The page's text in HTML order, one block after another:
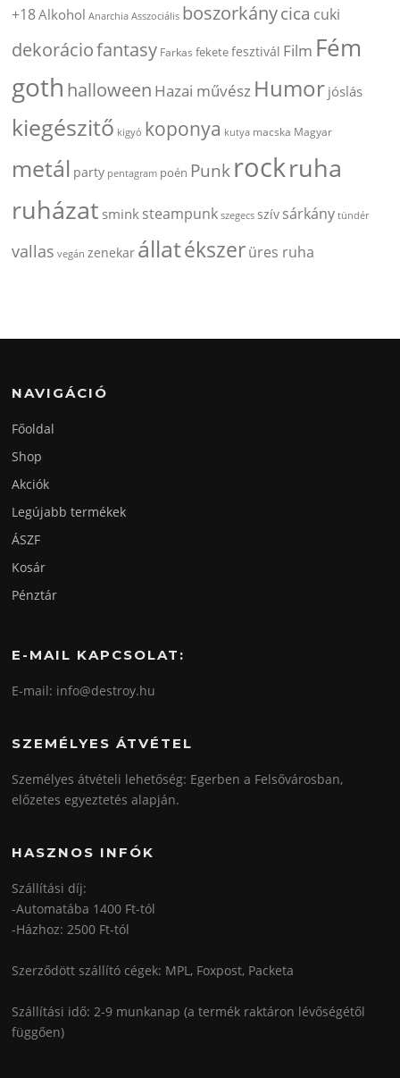
+18Alkohol Anarchia Asszociális boszorkánycica cuki
dekoráciofantasy Farkas feketefesztivál Film Fém
goth halloween Hazai művész Humor jóslás
kiegészitő kigyó koponya kutya macska Magyar
metál party pentagram poén Punkrockruha
ruházat smink steampunk szegecs szív sárkány tündér
vallas vegán zenekar állatékszerüres ruha
NAVIGÁCIÓ
Főoldal
Shop
Akciók
Legújabb termékek
ÁSZF
Kosár
Pénztár
E-MAIL KAPCSOLAT:
E-mail: info@destroy.hu
SZEMÉLYES ÁTVÉTEL
Személyes átvételi lehetőség: Egerben a Felsővárosban,
előzetes egyeztetés alapján.
HASZNOS INFÓK
Szállítási díj:
-Automatába 1400 Ft-tól
-Házhoz: 2500 Ft-tól
Szerződött szállító cégek: MPL, Foxpost, Packeta
Szállítási idő: 2-9 munkanap (a termék raktáron lévőségétől
függően)